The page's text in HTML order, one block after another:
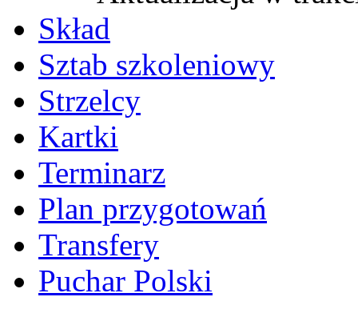
Skład
Sztab szkoleniowy
Strzelcy
Kartki
Terminarz
Plan przygotowań
Transfery
Puchar Polski